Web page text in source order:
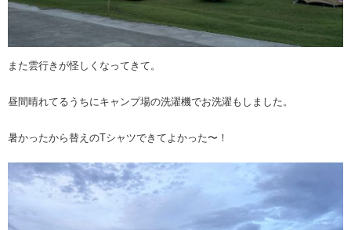
また雲行きが怪しくなってきて。
昼間晴れてるうちにキャンプ場の洗濯機でお洗濯もしました。
暑かったから替えのTシャツできてよかった〜！